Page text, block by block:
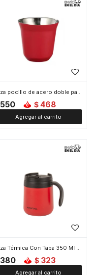
Taza pocillo de acero doble pared - 160ml - Rojo
550 $ 468
Taza Térmica Con Tapa 350 Ml - Rojo
380 $ 323